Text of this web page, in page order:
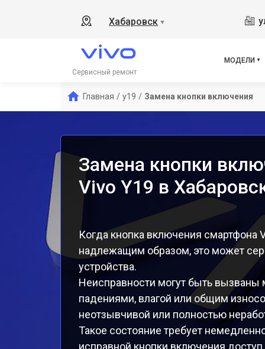
Хабаровск ▼
Сервисный ремонт
МОДЕЛИV23e
Y12
Главная / y19 / Замена кнопки включения
Замена кнопки
Vivo Y19 в
Когда кнопка включения смартфона
надлежащим образом, это может
устройства.
Неисправности могут быть
падениями, влагой или общим
неотзывчивой или полностью
Такое состояние требует
исправной кнопки включения доступ